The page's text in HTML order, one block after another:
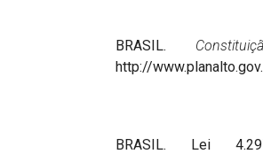
BRASIL.
http://
BRASIL. Lei